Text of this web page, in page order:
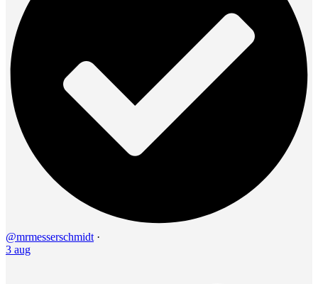
@mrmesserschmidt ·
3 aug